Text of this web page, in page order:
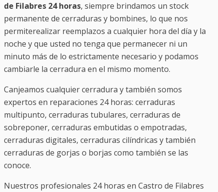
de Filabres 24 horas, siempre brindamos un stock
permanente de cerraduras y bombines, lo que nos
permiterealizar reemplazos a cualquier hora del día y la
noche y que usted no tenga que permanecer ni un
minuto más de lo estrictamente necesario y podamos
cambiarle la cerradura en el mismo momento.
Canjeamos cualquier cerradura y también somos
expertos en reparaciones 24 horas: cerraduras
multipunto, cerraduras tubulares, cerraduras de
sobreponer, cerraduras embutidas o empotradas,
cerraduras digitales, cerraduras cilíndricas y también
cerraduras de gorjas o borjas como también se las
conoce.
Nuestros profesionales 24 horas en Castro de Filabres